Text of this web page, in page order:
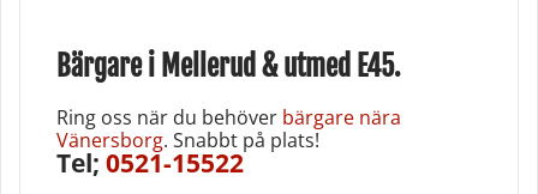
Bärgare i Mellerud & utmed E45.
Ring oss när du behöver bärgare nära
Vänersborg. Snabbt på plats!
Tel; 0521-15522